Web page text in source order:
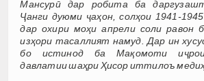
Мансурӣ дар робита ба
Ҷанги дуюми ҷаҳон, солҳои 1941-
дар охири моҳи апрели соли равон
изҳори тасаллият намуд. Дар ин
бо истинод ба Мақомоти
давлатии шаҳри Ҳисор иттилоъ